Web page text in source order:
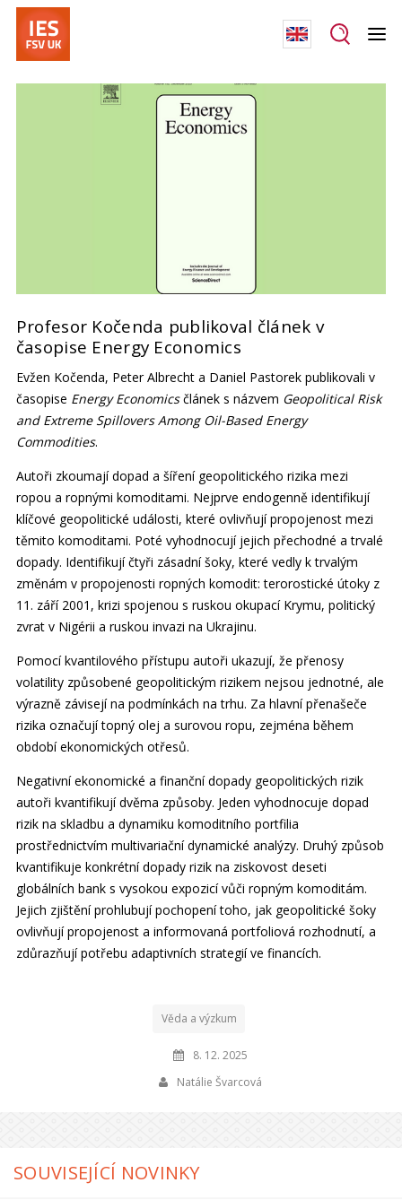
Profesor Kočenda publikoval článek v
časopise Energy Economics
Evžen Kočenda, Peter Albrecht a Daniel Pastorek publikovali v
časopise Energy Economicsčlánek s názvem Geopolitical Risk
and Extreme Spillovers Among Oil-Based Energy
Commodities.
Autoři zkoumají dopad a šíření geopolitického rizika mezi
ropou a ropnými komoditami. Nejprve endogenně identifikují
klíčové geopolitické události, které ovlivňují propojenost mezi
těmito komoditami. Poté vyhodnocují jejich přechodné a trvalé
dopady. Identifikují čtyři zásadní šoky, které vedly k trvalým
změnám v propojenosti ropných komodit: terorostické útoky z
11. září 2001, krizi spojenou s ruskou okupací Krymu, politický
zvrat v Nigérii a ruskou invazi na Ukrajinu.
Pomocí kvantilového přístupu autoři ukazují, že přenosy
volatility způsobené geopolitickým rizikem nejsou jednotné, ale
výrazně závisejí na podmínkách na trhu. Za hlavní přenašeče
rizika označují topný olej a surovou ropu, zejména během
období ekonomických otřesů.
Negativní ekonomické a finanční dopady geopolitických rizik
autoři kvantifikují dvěma způsoby. Jeden vyhodnocuje dopad
rizik na skladbu a dynamiku komoditního portfilia
prostřednictvím multivariační dynamické analýzy. Druhý způsob
kvantifikuje konkrétní dopady rizik na ziskovost deseti
globálních bank s vysokou expozicí vůči ropným komoditám.
Jejich zjištění prohlubují pochopení toho, jak geopolitické šoky
ovlivňují propojenost a informovaná portfoliová rozhodnutí, a
zdůrazňují potřebu adaptivních strategií ve financích.
Věda a výzkum
8. 12. 2025
Natálie Švarcová
SOUVISEJÍCÍ NOVINKY